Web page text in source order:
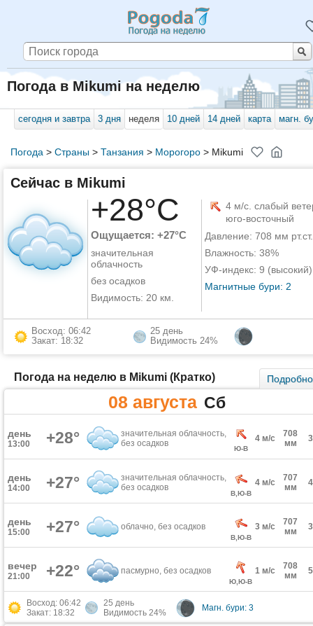
Погода в Mikumi на неделю
сегодня и завтра 3 дня неделя 10 дней 14 дней карта магн.
Погода > Страны> Танзания > Морогоро> Mikumi
Сейчас в Mikumi
+28°C
Ощущается: +27°C
значительная
облачность
без осадков
Видимость: 20 км.
4 м/с. слабый
юго-восточный
Давление: 708 мм рт.ст.
Влажность: 38%
УФ-индекс: 9 (высокий)
Магнитные бури: 2
Восход: 06:42
Закат: 18:32
25 день
Видимость 24%
Погода на неделю в Mikumi (Кратко) Подробно
08 августа Сб
день
13:00 +28°
значительная облачность,
без осадков
Ю-В
4 м/с
708
мм
день
14:00 +27°
значительная облачность,
без осадков
В,Ю-В
4 м/с
707
мм
день
15:00 +27° облачно, без осадков
В,Ю-В
3 м/с
707
мм
вечер
21:00 +22° пасмурно, без осадков
Ю,Ю-В
1 м/с
708
мм
Восход: 06:42
Закат: 18:32
25 день
Видимость 24%
Магн. бури: 3